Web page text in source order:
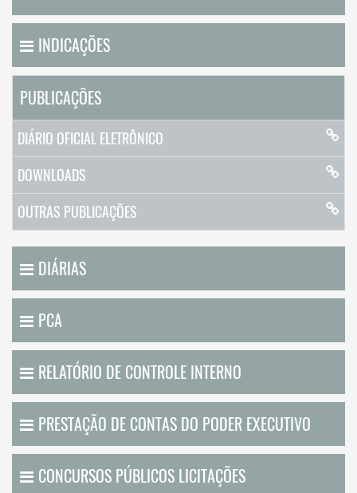
INDICAÇÕES
PUBLICAÇÕES
DIÁRIO OFICIAL ELETRÔNICO
DOWNLOADS
OUTRAS PUBLICAÇÕES
DIÁRIAS
PCA
RELATÓRIO DE CONTROLE INTERNO
PRESTAÇÃO DE CONTAS DO PODER EXECUTIVO
CONCURSOS PÚBLICOS LICITAÇÕES